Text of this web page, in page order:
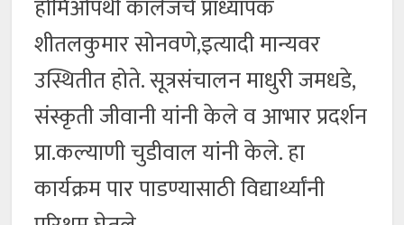
होमिओपॅथी कॉलेजचे प्राध्यापक
शीतलकुमार सोनवणे,इत्यादी मान्यवर
उस्थितीत होते. सूत्रसंचालन माधुरी जमधडे,
संस्कृती जीवानी यांनी केले व आभार प्रदर्शन
प्रा.कल्याणी चुडीवाल यांनी केले. हा
कार्यक्रम पार पाडण्यासाठी विद्यार्थ्यांनी